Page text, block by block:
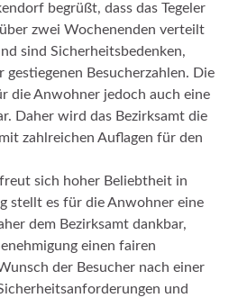
begrüßt, dass das Tegeler
zwei Wochenenden verteilt
sind Sicherheitsbedenken,
Besucherzahlen. Die
die Anwohner jedoch auch eine
Daher wird das Bezirksamt die
zahlreichen Auflagen für den
sich hoher Beliebtheit in
stellt es für die Anwohner eine
dem Bezirksamt dankbar,
einen fairen
der Besucher nach einer
und